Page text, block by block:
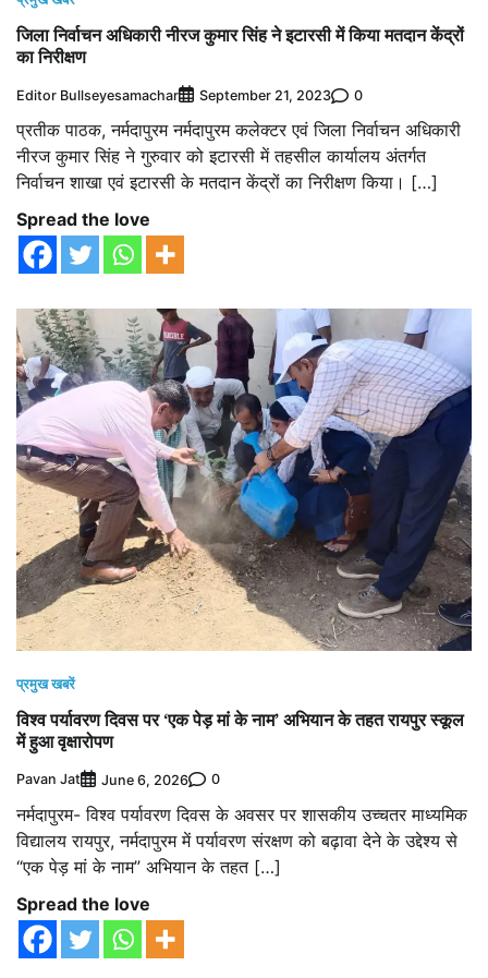
जिला निर्वाचन अधिकारी नीरज कुमार सिंह ने इटारसी में किया मतदान केंद्रों
का निरीक्षण
Editor Bullseyesamachar September 21, 2023 0
प्रतीक पाठक, नर्मदापुरम नर्मदापुरम कलेक्टर एवं जिला निर्वाचन अधिकारी
नीरज कुमार सिंह ने गुरुवार को इटारसी में तहसील कार्यालय अंतर्गत
निर्वाचन शाखा एवं इटारसी के मतदान केंद्रों का निरीक्षण किया। […]
Spread the love
प्रमुख खबरें
विश्व पर्यावरण दिवस पर ‘एक पेड़ मां के नाम’ अभियान के तहत रायपुर स्कूल
में हुआ वृक्षारोपण
Pavan Jat June 6, 2026 0
नर्मदापुरम- विश्व पर्यावरण दिवस के अवसर पर शासकीय उच्चतर माध्यमिक
विद्यालय रायपुर, नर्मदापुरम में पर्यावरण संरक्षण को बढ़ावा देने के उद्देश्य से
“एक पेड़ मां के नाम” अभियान के तहत […]
Spread the love